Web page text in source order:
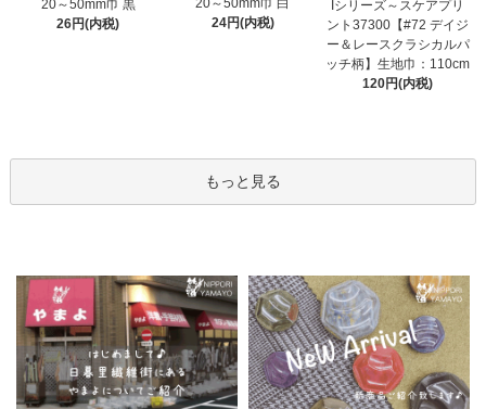
20～50mm巾 黒
26円(内税)
20～50mm巾 白
24円(内税)
Iシリーズ～スケアプリ
ント37300【#72 デイジ
ー＆レースクラシカルパ
ッチ柄】生地巾：110cm
120円(内税)
もっと見る